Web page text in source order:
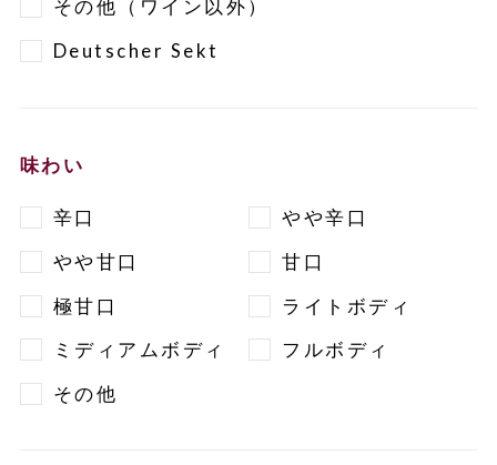
その他（ワイン以外）
Deutscher Sekt
味わい
辛口
やや辛口
やや甘口
甘口
極甘口
ライトボディ
ミディアムボディ
フルボディ
その他